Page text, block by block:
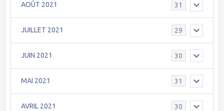
AOÛT 2021 31
JUILLET 2021 29
JUIN 2021 30
MAI 2021 31
AVRIL 2021 30